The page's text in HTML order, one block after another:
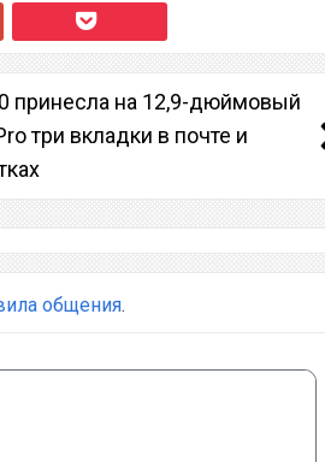
принесла на 12,9-дюймовый
три вкладки в почте и
общения.